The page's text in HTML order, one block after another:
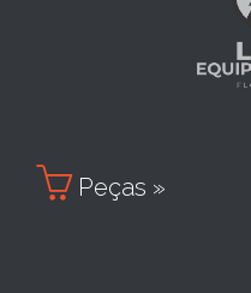
 Peças »